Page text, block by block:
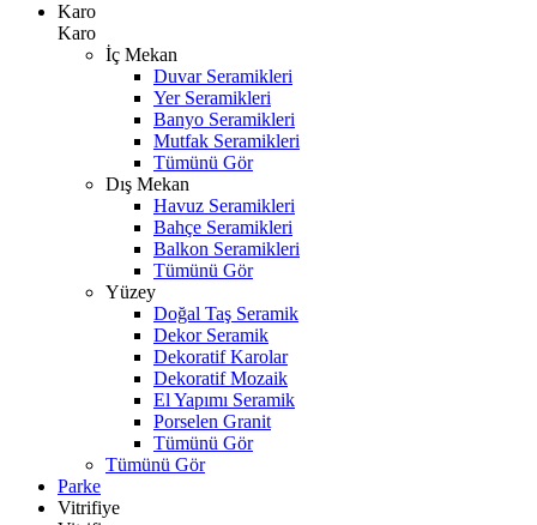
Karo
Karo
İç Mekan
Duvar Seramikleri
Yer Seramikleri
Banyo Seramikleri
Mutfak Seramikleri
Tümünü Gör
Dış Mekan
Havuz Seramikleri
Bahçe Seramikleri
Balkon Seramikleri
Tümünü Gör
Yüzey
Doğal Taş Seramik
Dekor Seramik
Dekoratif Karolar
Dekoratif Mozaik
El Yapımı Seramik
Porselen Granit
Tümünü Gör
Tümünü Gör
Parke
Vitrifiye